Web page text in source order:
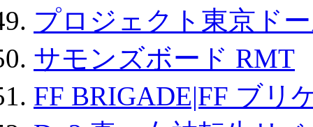
プロジェクト東京ド
サモンズボード RMT
FF BRIGADE|FF ブリ